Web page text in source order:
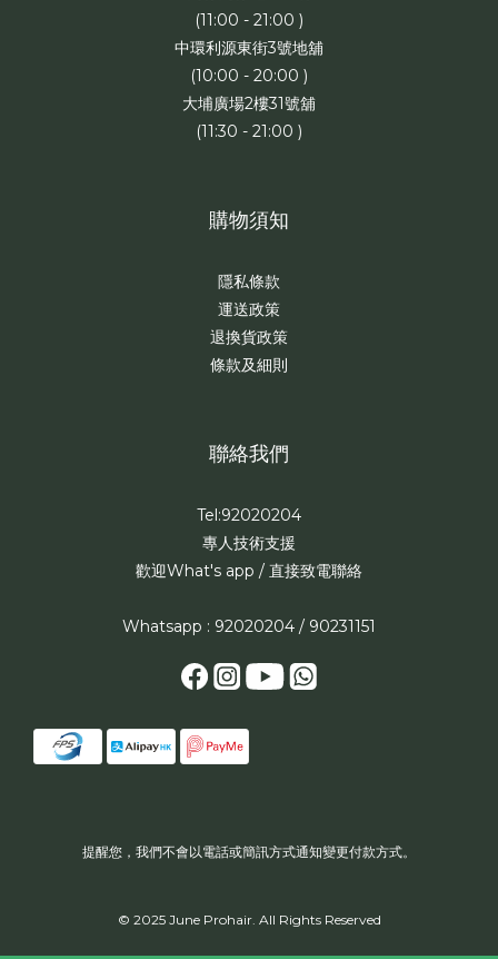
(11:00 - 21:00 )
中環利源東街3號地舖
(10:00 - 20:00 )
大埔廣場2樓31號舖
(11:30 - 21:00 )
購物須知
隱私條款
運送政策
退換貨政策
條款及細則
聯絡我們
Tel:92020204
專人技術支援
歡迎What's app / 直接致電聯絡
Whatsapp : 92020204 / 90231151
提醒您，我們不會以電話或簡訊方式通知變更付款方式。
© 2025 June Prohair. All Rights Reserved